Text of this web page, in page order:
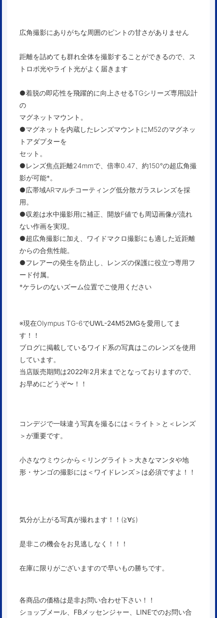
広角撮影にありがちな周囲のピントの甘さがありません
距離を詰めても群れ全体を撮影することができるので、ス
トロボ光やライト光がよく届きます
●着脱の即応性を飛躍的に向上させるTGシリーズ専用設計
の
マグネットマウント。
●マグネットを内蔵したレンズマウントにM52のマグネッ
トアダプターを
セット。
●レンズ焦点距離24mmで、倍率0.47、約150°の超広角撮
影が可能*。
●広帯域ARマルチコーティング低分散ガラスレンズを採
用。
●収差は水中撮影用に補正、開放F値でも周辺画像が流れ
ない作画を実現。
●超広角撮影に加え、ワイドマクロ撮影にも適した近距離
からの合焦性能。
●フレアーの発生を防止し、レンズの保護に役立つ専用フ
ード付属。
*ケラレのないズーム位置でご使用ください
※現在Olympus TG-6でUWL-24M52MGを愛用してま
す！！
ブログに掲載しているワイド系の写真はこのレンズを使用
しています。
当店販売期間は2022年2月末までとなっておりますので、
お早めにどうぞ〜！！
コンデジで一味違う写真を撮るには＜ライト＞と＜レンズ
＞が重要です。
小さなウミウシから＜リングライト＞大きなマンタや地
形・サンゴの撮影には＜ワイドレンズ＞は必須ですよ！！
気分が上がる写真が撮れます！！(≧∀≦)
是非この機会をお見逃しなく！！！
在庫に限りがございますので早いもの勝ちです。
各商品の価格は是非お問い合わせ下さい！！
ショップメール、FBメッセンジャー、LINEでのお問い合